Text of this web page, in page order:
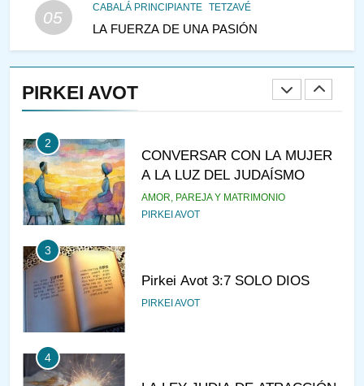
05
CABALÁ PRINCIPIANTE TETZAVÉ
LA FUERZA DE UNA PASIÓN
PIRKEI AVOT
1
RAZI ¿QUIÉN ES SABIO?
2
CONVERSAR CON LA MUJER
A LA LUZ DEL JUDAÍSMO
AMOR, PAREJA Y MATRIMONIO
PIRKEI AVOT
3
Pirkei Avot 3:7 SOLO DIOS
PIRKEI AVOT
4